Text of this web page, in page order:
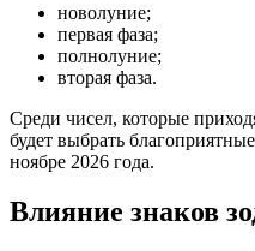
новолуние;
первая фаза;
полнолуние;
вторая фаза.
Среди чисел, которые
будет выбрать
ноябре 2026 года.
Влияние знаков